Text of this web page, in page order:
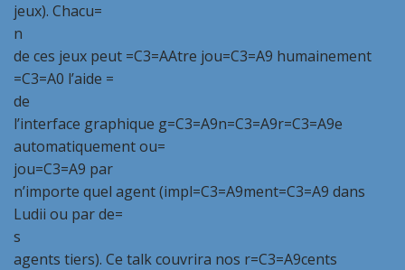
jeux). Chacu=
n
de ces jeux peut =C3=AAtre jou=C3=A9 humainement
=C3=A0 l’aide =
de
l’interface graphique g=C3=A9n=C3=A9r=C3=A9e
automatiquement ou=
jou=C3=A9 par
n’importe quel agent (impl=C3=A9ment=C3=A9 dans
Ludii ou par de=
s
agents tiers). Ce talk couvrira nos r=C3=A9cents